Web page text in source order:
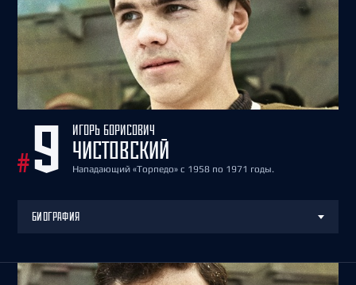
#9 ИГОРЬ БОРИСОВИЧ
ЧИСТОВСКИЙ
Нападающий «Торпедо» с 1958 по 1971 годы.
БИОГРАФИЯ